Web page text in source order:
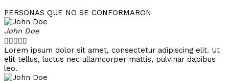
PERSONAS QUE NO SE CONFORMARON
John Doe

Lorem ipsum dolor sit amet, consectetur adipiscing elit. Ut
elit tellus, luctus nec ullamcorper mattis, pulvinar dapibus
leo.